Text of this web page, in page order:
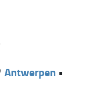
Antwerpen •